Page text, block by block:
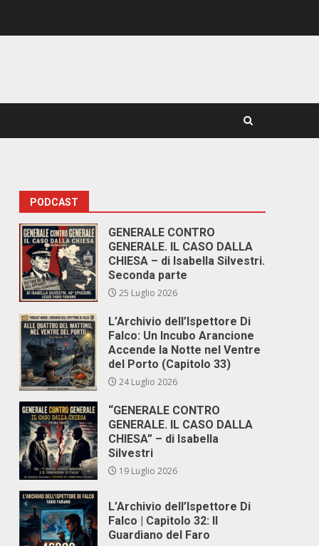
PODCAST
GENERALE CONTRO
GENERALE. IL CASO DALLA
CHIESA – di Isabella Silvestri.
Seconda parte
25 Luglio 2026
L’Archivio dell’Ispettore Di
Falco: Un Incubo Arancione
Accende la Notte nel Ventre
del Porto (Capitolo 33)
24 Luglio 2026
“GENERALE CONTRO
GENERALE. IL CASO DALLA
CHIESA” – di Isabella
Silvestri
19 Luglio 2026
L’Archivio dell’Ispettore Di
Falco | Capitolo 32: Il
Guardiano del Faro